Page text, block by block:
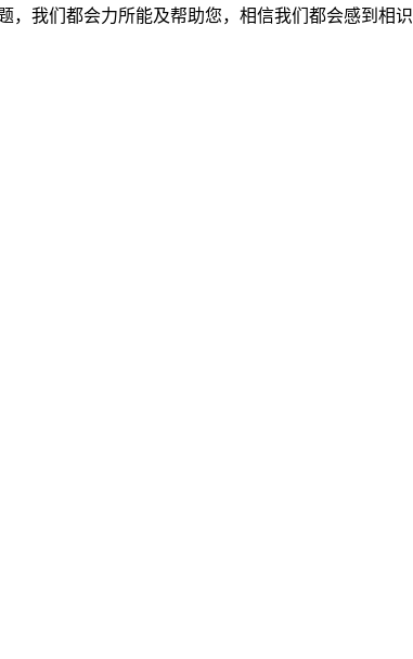
，我们都会力所能及帮助您，相信我们都会感到相